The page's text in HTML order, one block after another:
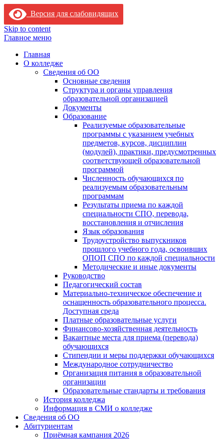
Версия для слабовидящих
Skip to content
Главное меню
Главная
О колледже
Сведения об ОО
Основные сведения
Структура и органы управления
образовательной организацией
Документы
Образование
Реализуемые образовательные
программы с указанием учебных
предметов, курсов, дисциплин
(модулей), практики, предусмотренных
соответствующей образовательной
программой
Численность обучающихся по
реализуемым образовательным
программам
Результаты приема по каждой
специальности СПО, перевода,
восстановления и отчисления
Язык образования
Трудоустройство выпускников
прошлого учебного года, освоивших
ОПОП СПО по каждой специальности
Методические и иные документы
Руководство
Педагогический состав
Материально-техническое обеспечение и
оснащенность образовательного процесса.
Доступная среда
Платные образовательные услуги
Финансово-хозяйственная деятельность
Вакантные места для приема (перевода)
обучающихся
Стипендии и меры поддержки обучающихся
Международное сотрудничество
Организация питания в образовательной
организации
Образовательные стандарты и требования
История колледжа
Информация в СМИ о колледже
Сведения об ОО
Абитуриентам
Приёмная кампания 2026